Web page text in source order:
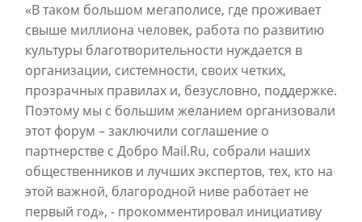
«В таком большом мегаполисе, где проживает
свыше миллиона человек, работа по развитию
культуры благотворительности нуждается в
организации, системности, своих четких,
прозрачных правилах и, безусловно, поддержке.
Поэтому мы с большим желанием организовали
этот форум – заключили соглашение о
партнерстве с Добро Mail.Ru, собрали наших
общественников и лучших экспертов, тех, кто на
этой важной, благородной ниве работает не
первый год», - прокомментировал инициативу